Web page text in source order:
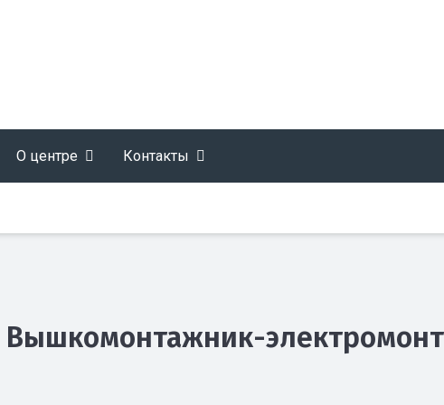
О центре Контакты
Вышкомонтажник-